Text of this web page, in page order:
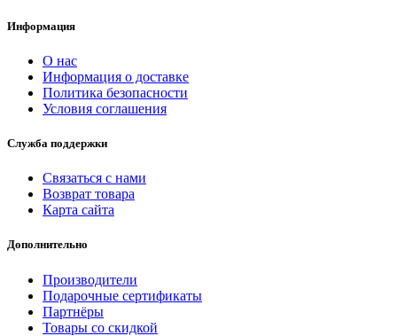
Информация
О нас
Информация о доставке
Политика безопасности
Условия соглашения
Служба поддержки
Связаться с нами
Возврат товара
Карта сайта
Дополнительно
Производители
Подарочные сертификаты
Партнёры
Товары со скидкой